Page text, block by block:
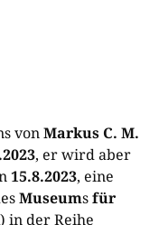
vonMarkus C. M.
, er wird aber
15.8.2023, eine
Museumsfür
in der Reihe